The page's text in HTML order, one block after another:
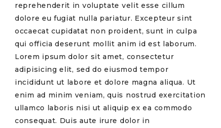
reprehenderit in voluptate velit esse cillum
dolore eu fugiat nulla pariatur. Excepteur sint
occaecat cupidatat non proident, sunt in culpa
qui officia deserunt mollit anim id est laborum.
Lorem ipsum dolor sit amet, consectetur
adipisicing elit, sed do eiusmod tempor
incididunt ut labore et dolore magna aliqua. Ut
enim ad minim veniam, quis nostrud exercitation
ullamco laboris nisi ut aliquip ex ea commodo
consequat. Duis aute irure dolor in